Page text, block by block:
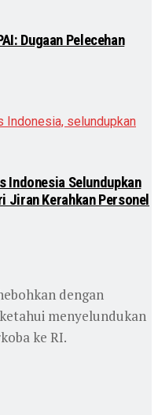
Dugaan Pelecehan
Indonesia Selundupkan
Jiran Kerahkan Personel
dengan
menyelundukan
ke RI.